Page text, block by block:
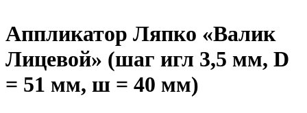
Аппликатор Ляпко «Валик
Лицевой» (шаг игл 3,5 мм, D
= 51 мм, ш = 40 мм)